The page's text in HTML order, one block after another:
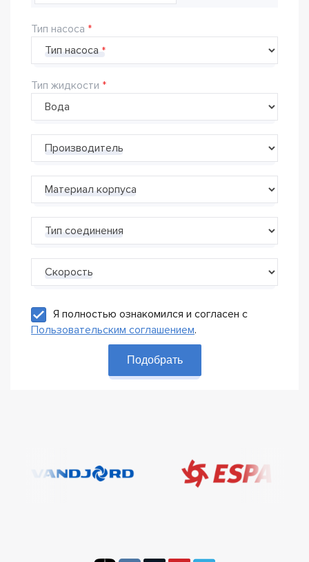
Тип насоса
Тип насоса
Тип жидкости
Производитель
Материал корпуса
Тип соединения
Скорость
Я полностью ознакомился и согласен с
Пользовательским соглашением.
Подобрать